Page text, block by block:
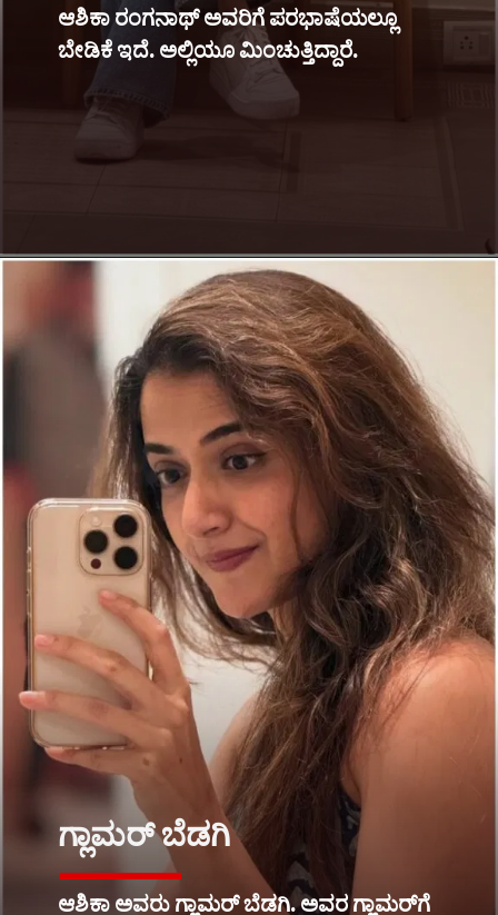
ಆಶಿಕಾ ರಂಗನಾಥ್​ ಅವರಿಗೆ ಪರಭಾಷೆಯಲ್ಲೂ
ಬೇಡಿಕೆ ಇದೆ. ಅಲ್ಲಿಯೂ ಮಿಂಚುತ್ತಿದ್ದಾರೆ.
ಗ್ಲಾಮರ್ ಬೆಡಗಿ
ಆಶಿಕಾ ಅವರು ಗ್ಲಾಮರ್ ಬೆಡಗಿ. ಅವರ ಗ್ಲಾಮರ್​ಗೆ